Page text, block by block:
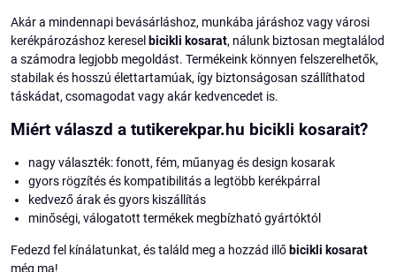
Akár a mindennapi bevásárláshoz, munkába járáshoz vagy városi
kerékpározáshoz keresel bicikli kosarat, nálunk biztosan megtalálod
a számodra legjobb megoldást. Termékeink könnyen felszerelhetők,
stabilak és hosszú élettartamúak, így biztonságosan szállíthatod
táskádat, csomagodat vagy akár kedvencedet is.
Miért válaszd a tutikerekpar.hu bicikli kosarait?
nagy választék: fonott, fém, műanyag és design kosarak
gyors rögzítés és kompatibilitás a legtöbb kerékpárral
kedvező árak és gyors kiszállítás
minőségi, válogatott termékek megbízható gyártóktól
Fedezd fel kínálatunkat, és találd meg a hozzád illő bicikli kosarat
még ma!